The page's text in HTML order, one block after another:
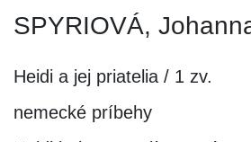
SPYRIOVÁ,
Heidi a jej priatelia / 1 zv.
nemecké príbehy